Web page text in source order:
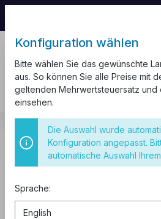
Kabel und Leitungen
Nagelschellen
Konfiguration wählen
Bitte wählen Sie das gewünschte
aus. So können Sie alle Preise mit
geltenden Mehrwertsteuersatz und
einsehen.
Die Auswahl wurde
Konfiguration angepasst.
automatische Auswahl
Sprache: